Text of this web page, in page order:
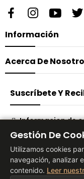
Información
Acerca De
Suscríbete Y
Informacion de
Gestión De
Utilizamos cookies
navegación, analizar
contenido. Leer